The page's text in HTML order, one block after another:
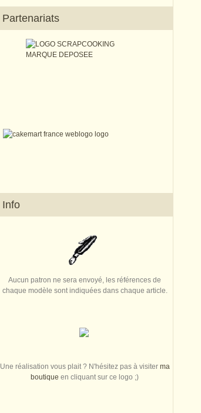
Partenariats
Info
Aucun patron ne sera envoyé, les références de
chaque modèle sont indiquées dans chaque article.
Une réalisation vous plait ? N'hésitez pas à visiter ma
boutique en cliquant sur ce logo ;)